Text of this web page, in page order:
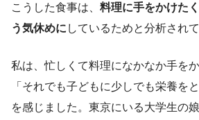
こうした食事は、 料理に手をかけた
う気休めに しているためと分析され
私は、忙しくて料理になかなか手を
「それでも子どもに少しでも栄養を
を感じました。東京にいる大学生の